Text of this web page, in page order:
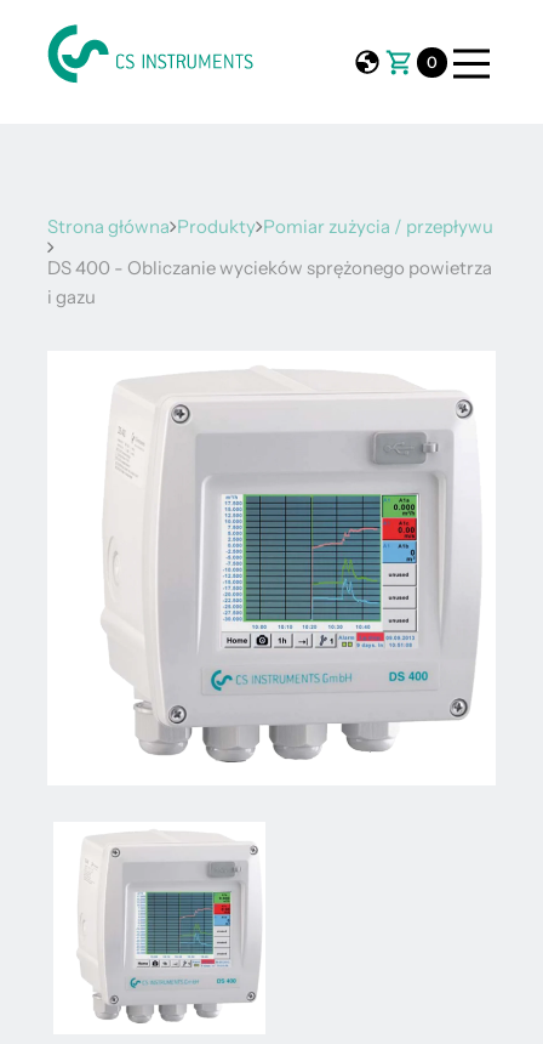
0
Strona główna Produkty Pomiar zużycia / przepływu
DS 400 - Obliczanie wycieków sprężonego powietrza
i gazu